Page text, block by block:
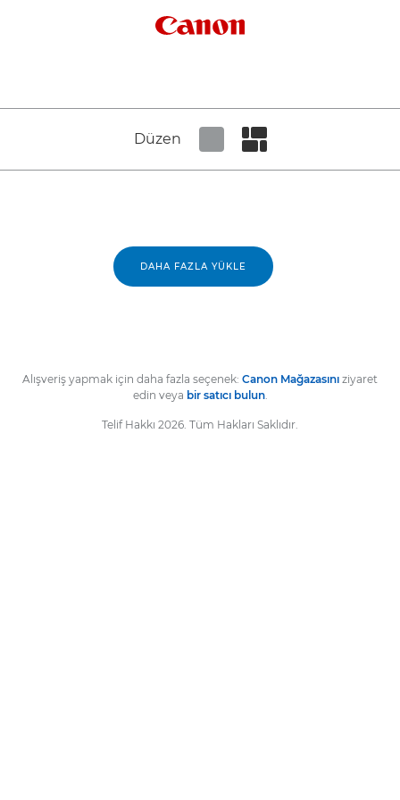
Canon Logo
Düzen
DAHA FAZLA YÜKLE
Alışveriş yapmak için daha fazla seçenek: Canon Mağazasını ziyaret
edin veya bir satıcı bulun.
Telif Hakkı 2026. Tüm Hakları Saklıdır.